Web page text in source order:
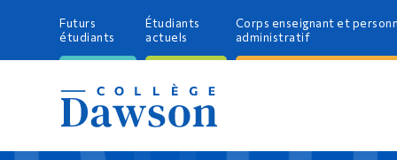
Futurs
étudiants
Étudiants
actuels
Corps enseignant et
administratif